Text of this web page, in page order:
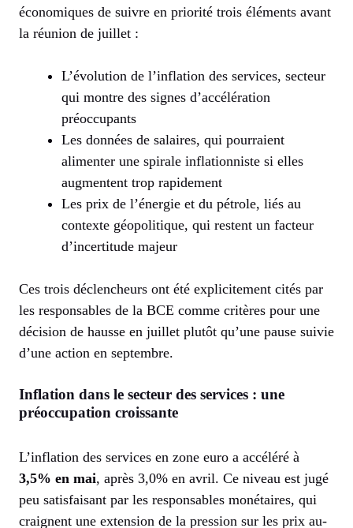
économiques de suivre en priorité trois éléments avant
la réunion de juillet :
L’évolution de l’inflation des services, secteur
qui montre des signes d’accélération
préoccupants
Les données de salaires, qui pourraient
alimenter une spirale inflationniste si elles
augmentent trop rapidement
Les prix de l’énergie et du pétrole, liés au
contexte géopolitique, qui restent un facteur
d’incertitude majeur
Ces trois déclencheurs ont été explicitement cités par
les responsables de la BCE comme critères pour une
décision de hausse en juillet plutôt qu’une pause suivie
d’une action en septembre.
Inflation dans le secteur des services : une
préoccupation croissante
L’inflation des services en zone euro a accéléré à
3,5% en mai, après 3,0% en avril. Ce niveau est jugé
peu satisfaisant par les responsables monétaires, qui
craignent une extension de la pression sur les prix au-